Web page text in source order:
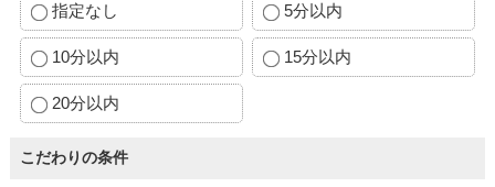
指定なし 5分以内
10分以内 15分以内
20分以内
こだわりの条件